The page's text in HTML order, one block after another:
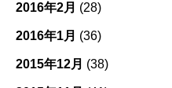
2016年2月 (28)
2016年1月 (36)
2015年12月 (38)